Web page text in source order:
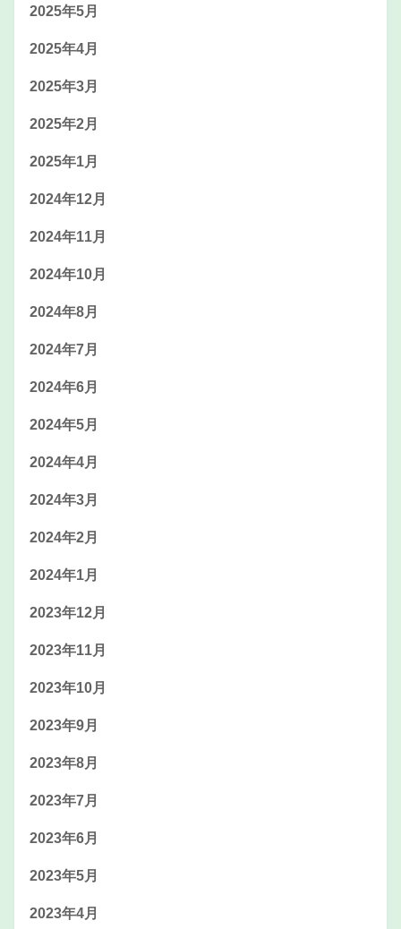
2025年5月
2025年4月
2025年3月
2025年2月
2025年1月
2024年12月
2024年11月
2024年10月
2024年8月
2024年7月
2024年6月
2024年5月
2024年4月
2024年3月
2024年2月
2024年1月
2023年12月
2023年11月
2023年10月
2023年9月
2023年8月
2023年7月
2023年6月
2023年5月
2023年4月